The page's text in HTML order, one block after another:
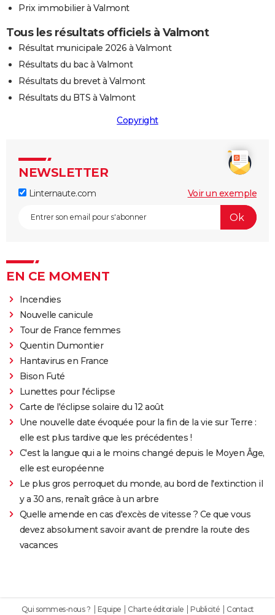
Prix immobilier à Valmont
Tous les résultats officiels à Valmont
Résultat municipale 2026 à Valmont
Résultats du bac à Valmont
Résultats du brevet à Valmont
Résultats du BTS à Valmont
Copyright
NEWSLETTER
Linternaute.com Voir un exemple
EN CE MOMENT
Incendies
Nouvelle canicule
Tour de France femmes
Quentin Dumontier
Hantavirus en France
Bison Futé
Lunettes pour l'éclipse
Carte de l'éclipse solaire du 12 août
Une nouvelle date évoquée pour la fin de la vie sur Terre :
elle est plus tardive que les précédentes !
C'est la langue qui a le moins changé depuis le Moyen Âge,
elle est européenne
Le plus gros perroquet du monde, au bord de l'extinction il
y a 30 ans, renaît grâce à un arbre
Quelle amende en cas d'excès de vitesse ? Ce que vous
devez absolument savoir avant de prendre la route des
vacances
Qui sommes-nous ? Equipe Charte éditoriale Publicité Contact